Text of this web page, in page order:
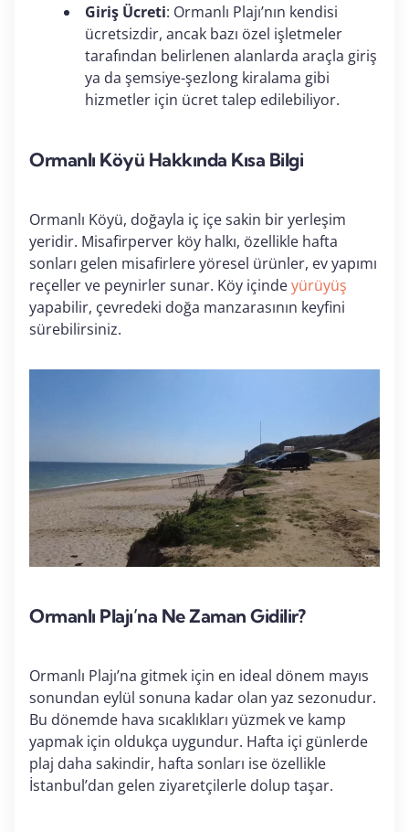
Giriş Ücreti: Ormanlı Plajı’nın kendisi
ücretsizdir, ancak bazı özel işletmeler
tarafından belirlenen alanlarda araçla giriş
ya da şemsiye-şezlong kiralama gibi
hizmetler için ücret talep edilebiliyor.
Ormanlı Köyü Hakkında Kısa Bilgi
Ormanlı Köyü, doğayla iç içe sakin bir yerleşim
yeridir. Misafirperver köy halkı, özellikle hafta
sonları gelen misafirlere yöresel ürünler, ev yapımı
reçeller ve peynirler sunar. Köy içindeyürüyüş
yapabilir, çevredeki doğa manzarasının keyfini
sürebilirsiniz.
Ormanlı Plajı’na Ne Zaman Gidilir?
Ormanlı Plajı’na gitmek için en ideal dönem mayıs
sonundan eylül sonuna kadar olan yaz sezonudur.
Bu dönemde hava sıcaklıkları yüzmek ve kamp
yapmak için oldukça uygundur. Hafta içi günlerde
plaj daha sakindir, hafta sonları ise özellikle
İstanbul’dan gelen ziyaretçilerle dolup taşar.